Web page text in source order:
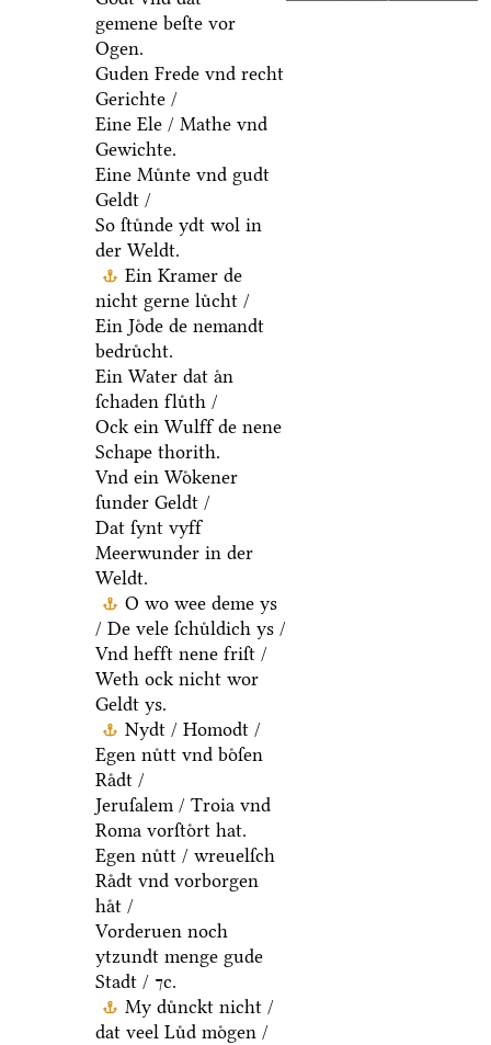
gemene beſte vor
Ogen.
Guden Frede vnd recht
Gerichte /
Eine Ele / Mathe vnd
Gewichte.
Eine Muͤnte vnd gudt
Geldt /
So ſtuͤnde ydt wol in
der Weldt.
Ein Kramer de
nicht gerne luͤcht /
Ein Joͤde de nemandt
bedruͤcht.
Ein Water dat aͤn
ſchaden fluͤth /
Ock ein Wulff de nene
Schape thorith.
Vnd ein Woͤkener
ſunder Geldt /
Dat ſynt vyff
Meerwunder in der
Weldt.
O wo wee deme ys
/ De vele ſchuͤldich ys /
Vnd hefft nene friſt /
Weth ock nicht wor
Geldt ys.
Nydt / Homodt /
Egen nuͤtt vnd boͤſen
Raͤdt /
Jeruſalem / Troia vnd
Roma vorſtoͤrt hat.
Egen nuͤtt / wreuelſch
Raͤdt vnd vorborgen
haͤt /
Vorderuen noch
ytzundt menge gude
Stadt / ⁊c.
My duͤnckt nicht /
dat veel Luͤd moͤgen /